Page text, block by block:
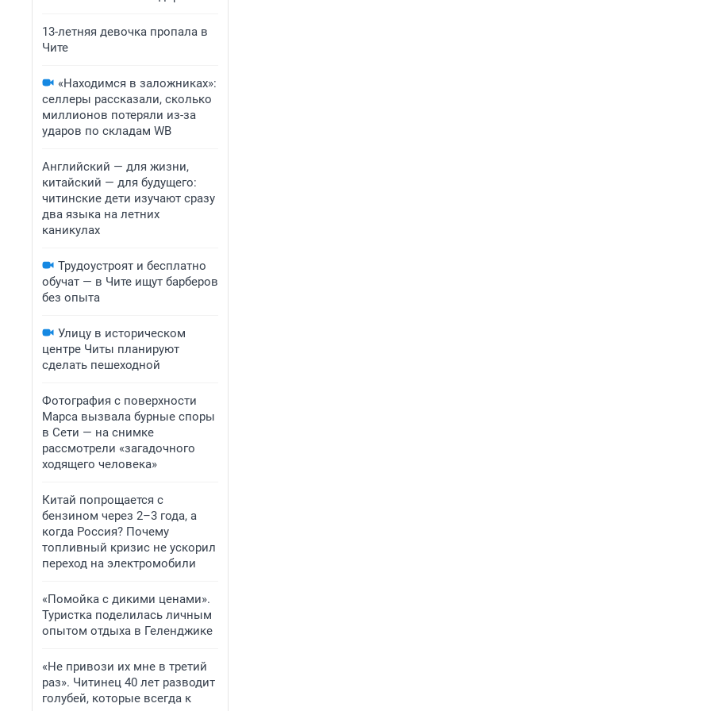
13-летняя девочка пропала в
Чите
«Находимся в заложниках»:
селлеры рассказали, сколько
миллионов потеряли из-за
ударов по складам WB
Английский — для жизни,
китайский — для будущего:
читинские дети изучают сразу
два языка на летних
каникулах
Трудоустроят и бесплатно
обучат — в Чите ищут барберов
без опыта
Улицу в историческом
центре Читы планируют
сделать пешеходной
Фотография с поверхности
Марса вызвала бурные споры
в Сети — на снимке
рассмотрели «загадочного
ходящего человека»
Китай попрощается с
бензином через 2–3 года, а
когда Россия? Почему
топливный кризис не ускорил
переход на электромобили
«Помойка с дикими ценами».
Туристка поделилась личным
опытом отдыха в Геленджике
«Не привози их мне в третий
раз». Читинец 40 лет разводит
голубей, которые всегда к